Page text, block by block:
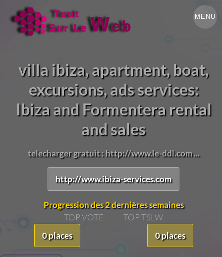
MENU
villa ibiza, apartment, boat,
excursions, ads services:
Ibiza and Formentera rental
and sales
telecharger gratuit : http://www.le-ddl.com ...
http://www.ibiza-services.com
Progression des 2 dernières semaines
TOP VOTE
0 places
TOP TSLW
0 places